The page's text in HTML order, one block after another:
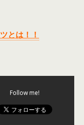
とは！！
Follow me!